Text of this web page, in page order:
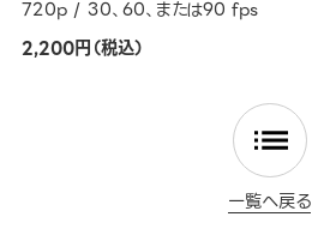
720p / 30、60、または90 fps
2,200円（税込）
一覧へ戻る